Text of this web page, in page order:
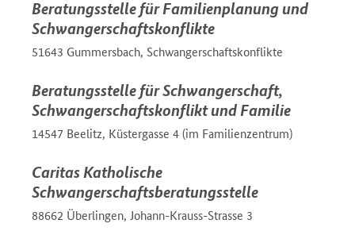
Beratungsstelle für Familienplanung und
Schwangerschaftskonflikte
51643 Gummersbach, Schwangerschaftskonflikte
Beratungsstelle für Schwangerschaft,
Schwangerschaftskonflikt und Familie
14547 Beelitz, Küstergasse 4 (im Familienzentrum)
Caritas Katholische
Schwangerschaftsberatungsstelle
88662 Überlingen, Johann-Krauss-Strasse 3